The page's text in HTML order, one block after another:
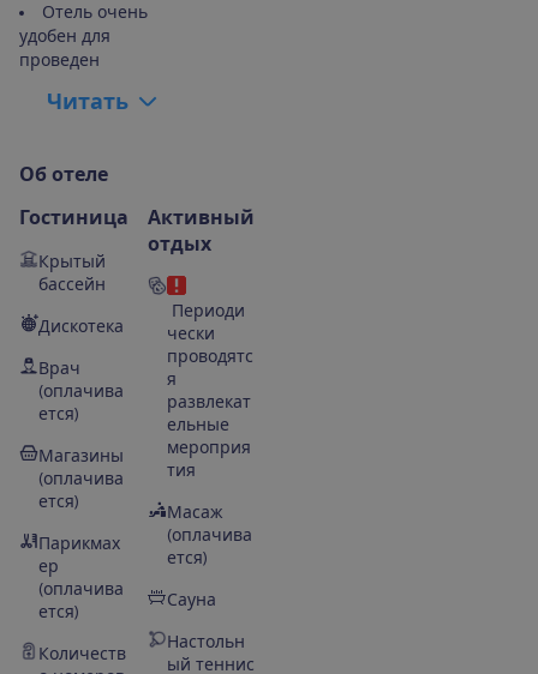
Отель очень
удобен для
проведен
Читать
Об отеле
Гостиница
Крытый
бассейн
Дискотека
Врач
(оплачива
ется)
Магазины
(оплачива
ется)
Парикмах
ер
(оплачива
ется)
Количеств
Активный
отдых
Периоди
чески
проводятс
я
развлекат
ельные
мероприя
тия
Масаж
(оплачива
ется)
Сауна
Настольн
ый теннис